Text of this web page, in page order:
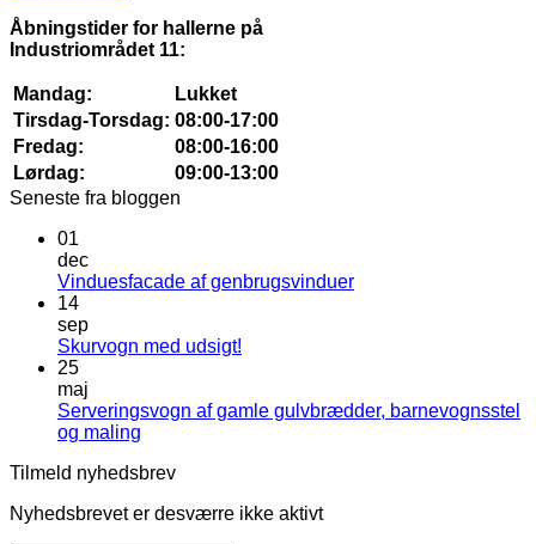
Åbningstider for hallerne på
Industriområdet 11:
Mandag:
Lukket
Tirsdag-Torsdag: 08:00-17:00
Fredag:
08:00-16:00
Lørdag:
09:00-13:00
Seneste fra bloggen
01
dec
Vinduesfacade af genbrugsvinduerIngen
14
sep
Skurvogn med udsigt!
Skurvogn
25
maj
Serveringsvogn af gamle gulvbrædder, barnevognsstel
og maling
til
af
Tilmeld nyhedsbrev
Nyhedsbrevet er desværre ikke aktivt